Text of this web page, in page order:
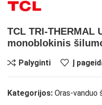
TCL TRI-THERMAL
monoblokinis
Palyginti Į
Kategorijos: Oras-vanduo